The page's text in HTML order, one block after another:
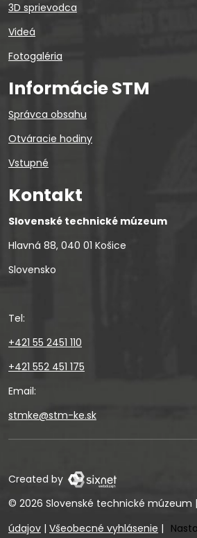
3D sprievodca
Videá
Fotogaléria
Informácie STM
Správca obsahu
Otváracie hodiny
Vstupné
Kontakt
Slovenské technické múzeum
Hlavná 88, 040 01 Košice
Slovensko
Tel:
+421 55 2451 110
+421 552 451 175
Email:
stmke@stm-ke.sk
Created by
© 2026 Slovenské technické múzeum |
údajov | Všeobecné vyhlásenie |